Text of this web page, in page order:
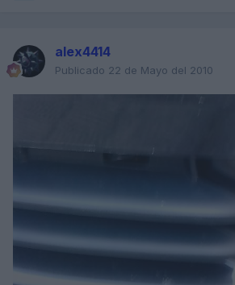
alex4414
Publicado 22 de Mayo del 2010